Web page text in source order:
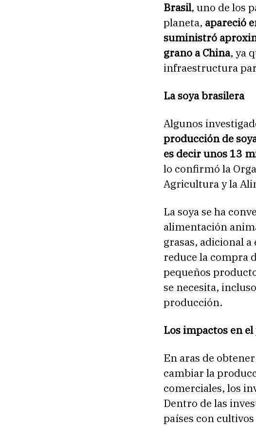
Brasil, uno de los
planeta, apareció
suministró
grano a China, ya
infraestructura
La soya brasilera
Algunos
producción de
es decir unos 13
lo confirmó la
Agricultura y la
La soya se ha
alimentación
grasas, adicional
reduce la compra
pequeños
se necesita,
producción.
Los impactos en
En aras de
cambiar la
comerciales, los
Dentro de las
países con